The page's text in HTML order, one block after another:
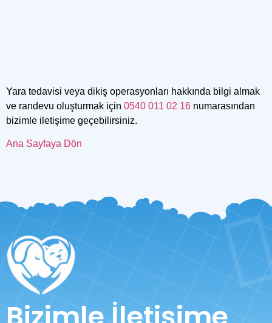
Yara tedavisi veya dikiş operasyonları hakkında bilgi almak
ve randevu oluşturmak için 0540 011 02 16 numarasından
bizimle iletişime geçebilirsiniz.
Ana Sayfaya Dön